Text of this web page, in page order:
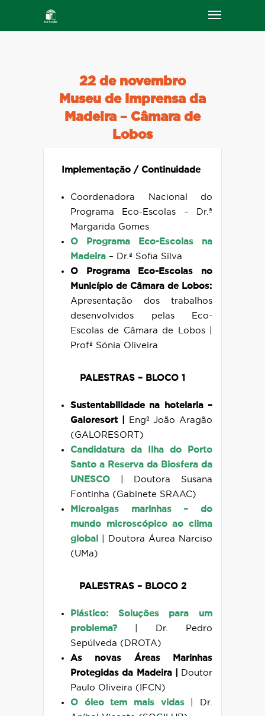
22 de novembro
Museu de Imprensa da
Madeira – Câmara de
Lobos
Implementação / Continuidade
Coordenadora Nacional do
Programa Eco-Escolas – Dr.ª
Margarida Gomes
O Programa Eco-Escolas na
Madeira – Dr.ª Sofia Silva
O Programa Eco-Escolas no
Município de Câmara de Lobos:
Apresentação dos trabalhos
desenvolvidos pelas Eco-
Escolas de Câmara de Lobos |
Profª Sónia Oliveira
PALESTRAS – BLOCO 1
Sustentabilidade na hotelaria –
Galoresort |
Engº João Aragão
(GALORESORT)
Candidatura da Ilha do Porto
Santo a Reserva da Biosfera da
UNESCO
Doutora Susana
Fontinha (Gabinete SRAAC)
Microalgas marinhas – do
mundo microscópico ao clima
global
Doutora Áurea Narciso
(UMa)
PALESTRAS – BLOCO 2
Plástico: Soluções para um
problema?
Dr. Pedro
Sepúlveda (DROTA)
As novas Áreas Marinhas
Protegidas da Madeira |
Doutor
Paulo Oliveira (IFCN)
O óleo tem mais vidas|
Dr.